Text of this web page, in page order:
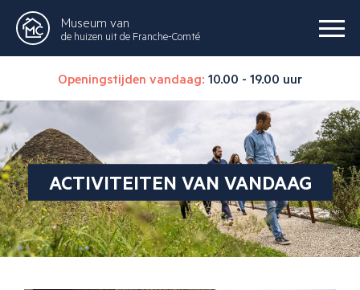
Museum van
de huizen uit de Franche-Comté
Openingstijden vandaag: 10.00 - 19.00 uur
ACTIVITEITEN VAN VANDAAG